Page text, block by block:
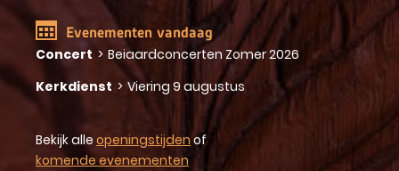
Evenementen vandaag
Concert > Beiaardconcerten Zomer 2026
Kerkdienst > Viering 9 augustus
Bekijk alle openingstijden of
komende evenementen